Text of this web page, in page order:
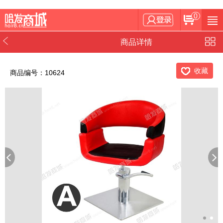
0
商品详情
商品编号：10624 收藏